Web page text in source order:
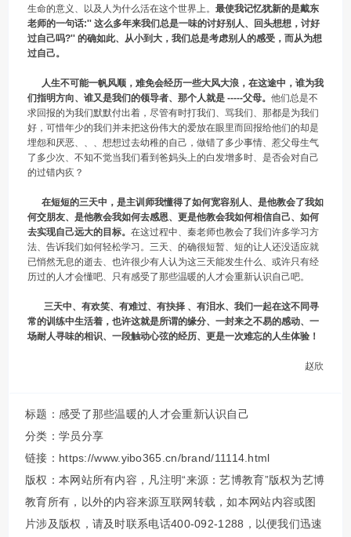
生命的意义、以及人为什么活在这个世界上。 最使我记忆犹新的是戴东
老师的一句话:'' 这么多年来我们总是一味的讨好别人、回头想想，讨好
过自己吗?'' 的确如此、从小到大，我们总是考虑别人的感受，而从为想
过自己。
人生不可能一帆风顺，难免会经历一些大风大浪，在这途中，谁为我
们指明方向、谁又是我们的领导者、那个人就是 -----父母。 他们总是不
求回报的为我们默默付出着，尽管有时打我们、骂我们、那都是为我们
好，可惜年少的我们并未把这份伟大的爱放在眼里而回报给他们的却是
埋怨和厌恶、、、想想过去幼稚的自己，做错了多少事情、惹父母生气
了多少次、不知不觉当我们看到爸妈头上的白发增多时、是否会对自己
的过错内疚？
在短短的三天中，是主训师我懂得了如何宽容别人、是他教会了我如
何交朋友、是他教会我如何去感恩、更是他教会我如何相信自己、如何
去实现自己远大的目标。 在这过程中、秦老师也教会了我们许多学习方
法、告诉我们如何轻松学习。三天、的确很短暂、短的让人还没适应就
已悄然无息的逝去、也许很少有人认为这三天能发生什么、或许只有经
历过的人才会懂吧、只有感受了那些温暖的人才会重新认识自己吧。
三天中、有欢笑、有难过、有抉择 、有泪水、我们一起在这不同寻
常的训练中生活着，也许这就是所谓的缘分、一封来之不易的感动、一
场耐人寻味的相识、一段触动心弦的经历、更是一次难忘的人生体验！
赵欣
标题：感受了那些温暖的人才会重新认识自己
分类： 学员分享
链接：https://www.yibo365.cn/brand/11114.html
版权：本网站所有内容，凡注明“来源：艺博教育”版权为艺博
教育所有，以外的内容来源互联网转载，如本网站内容或图
片涉及版权，请及时联系电话400-092-1288，以便我们迅速